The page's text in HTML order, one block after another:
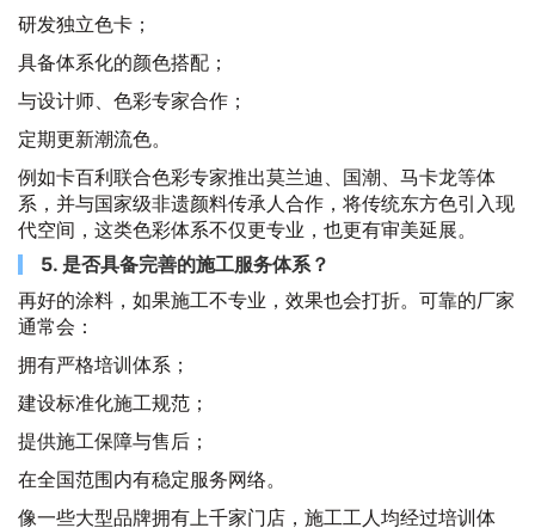
研发独立色卡；
具备体系化的颜色搭配；
与设计师、色彩专家合作；
定期更新潮流色。
例如卡百利联合色彩专家推出莫兰迪、国潮、马卡龙等体
系，并与国家级非遗颜料传承人合作，将传统东方色引入现
代空间，这类色彩体系不仅更专业，也更有审美延展。
5. 是否具备完善的施工服务体系？
再好的涂料，如果施工不专业，效果也会打折。可靠的厂家
通常会：
拥有严格培训体系；
建设标准化施工规范；
提供施工保障与售后；
在全国范围内有稳定服务网络。
像一些大型品牌拥有上千家门店，施工工人均经过培训体